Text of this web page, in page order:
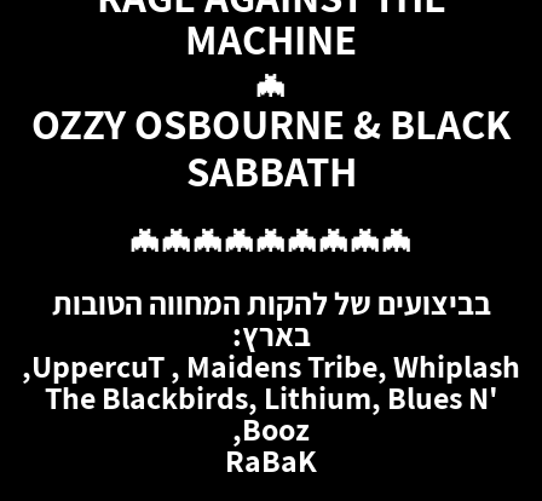
MACHINE
🦇
OZZY OSBOURNE & BLACK
SABBATH
🦇🦇🦇🦇🦇🦇🦇🦇🦇
בביצועים של להקות המחווה הטובות
בארץ:
UppercuT , Maidens Tribe, Whiplash,
The Blackbirds, Lithium, Blues N'
Booz,
RaBaK